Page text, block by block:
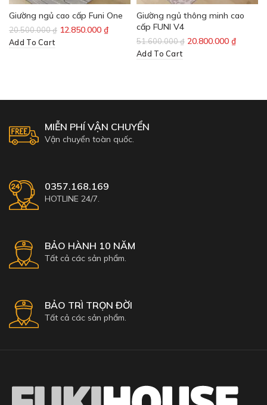
Giường ngủ cao cấp Funi One
20.500.000₫ 12.850.000 ₫
Add To Cart
Giường ngủ thông minh cao
cấp FUNI V4
51.600.000₫ 20.800.000 ₫
Add To Cart
MIỄN PHÍ VẬN CHUYỂN
Vận chuyển toàn quốc.
0357.168.169
HOTLINE 24/7.
BẢO HÀNH 10 NĂM
Tất cả các sản phẩm.
BẢO TRÌ TRỌN ĐỜI
Tất cả các sản phẩm.